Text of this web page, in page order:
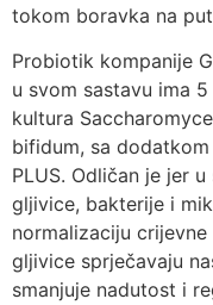
tokom boravka na
Probiotik kompanije
u svom sastavu ima
kultura
bifidum, sa
PLUS. Odličan je jer
gljivice, bakterije i
normalizaciju
gljivice sprječavaju
smanjuje nadutost i